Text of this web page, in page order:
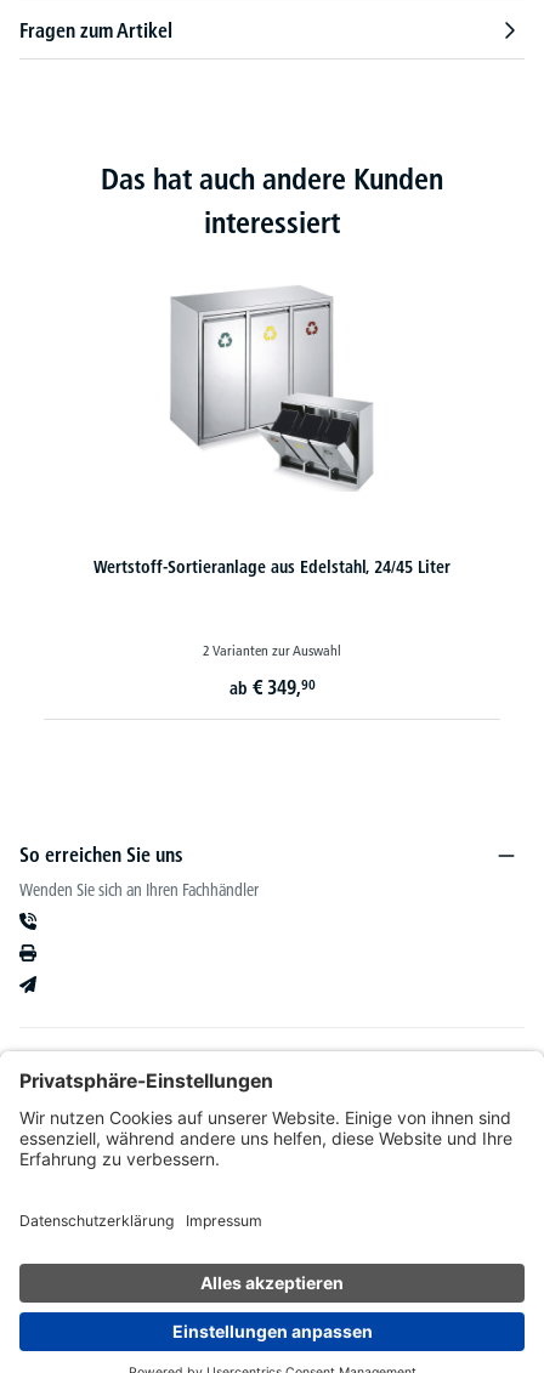
Fragen zum Artikel
Das hat auch andere Kunden
interessiert
Wertstoff-Sortieranlage aus Edelstahl, 24/45 Liter
2 Varianten zur Auswahl
ab € 349,90
So erreichen Sie uns
Wenden Sie sich an Ihren Fachhändler
Kataloge & mehr
Betriebseinrichtung. Wir behalten uns nach Bonitätsprüfung sowie bei Neukunden die
Wahl der Zahlungsabwicklung vor. Natürlich setzen wir uns mit Ihnen in Verbindung,
* Alle Preise exkl. gesetzl. Mehrwertsteuer zzgl.Versandkostenund ggf.
Nachnahmegebühren, wenn nicht anders angegeben.